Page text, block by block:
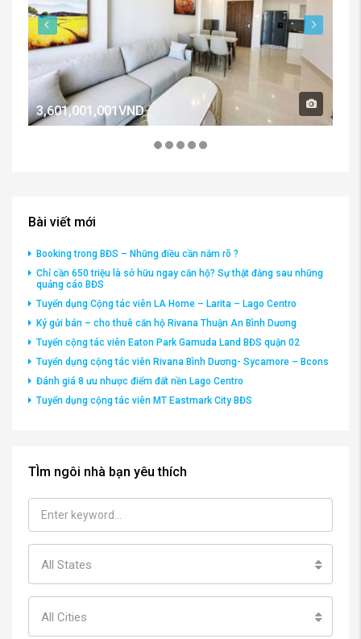
3,601,001,001VND
Bài viết mới
Booking trong BĐS – Những điều cần nắm rõ ?
Chỉ cần 650 triệu là sở hữu ngay căn hộ? Sự thật đằng sau những
quảng cáo BĐS
Tuyển dụng Cộng tác viên LA Home – Larita – Lago Centro
Ký gửi bán – cho thuê căn hộ Rivana Thuận An Bình Dương
Tuyển cộng tác viên Eaton Park Gamuda Land BĐS quận 02
Tuyển dụng cộng tác viên Rivana Bình Dương- Sycamore – Bcons
Đánh giá 8 ưu nhược điểm đất nền Lago Centro
Tuyển dụng cộng tác viên MT Eastmark City BĐS
TÌm ngôi nhà bạn yêu thích
All States
All Cities